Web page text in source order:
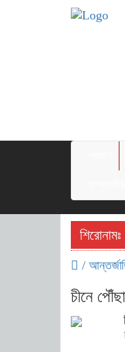
শিরোনামঃ
/
চীনে